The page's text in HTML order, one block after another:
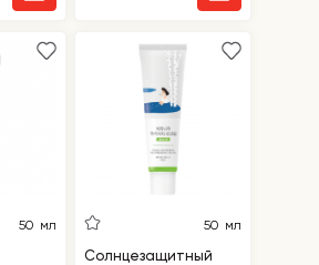
50 мл 50 мл
Солнцезащитный